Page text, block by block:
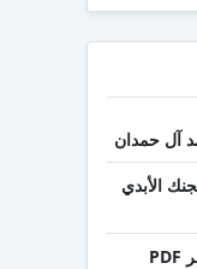
الأبدي
تحميل كتاب اعرف وجهك الأخر PDF